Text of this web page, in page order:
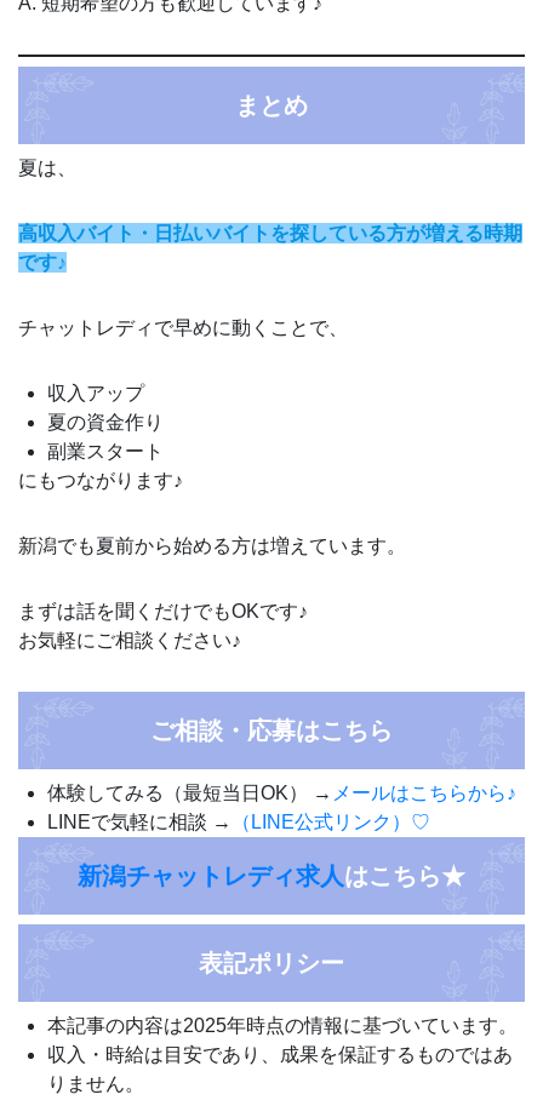
まとめ
夏は、
高収入バイト・日払いバイトを探している方が増える時期
です♪
チャットレディで早めに動くことで、
収入アップ
夏の資金作り
副業スタート
にもつながります♪
新潟でも夏前から始める方は増えています。
まずは話を聞くだけでもOKです♪
お気軽にご相談ください♪
ご相談・応募はこちら
体験してみる（最短当日OK） → メールはこちらから♪
LINEで気軽に相談 →
（LINE公式リンク）♡
新潟チャットレディ求人はこちら★
表記ポリシー
本記事の内容は2025年時点の情報に基づいています。
収入・時給は目安であり、成果を保証するものではあ
りません。